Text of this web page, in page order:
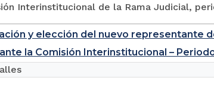
Interinstitucional de la Rama Judicial,
y elección del nuevo representante
la Comisión Interinstitucional –